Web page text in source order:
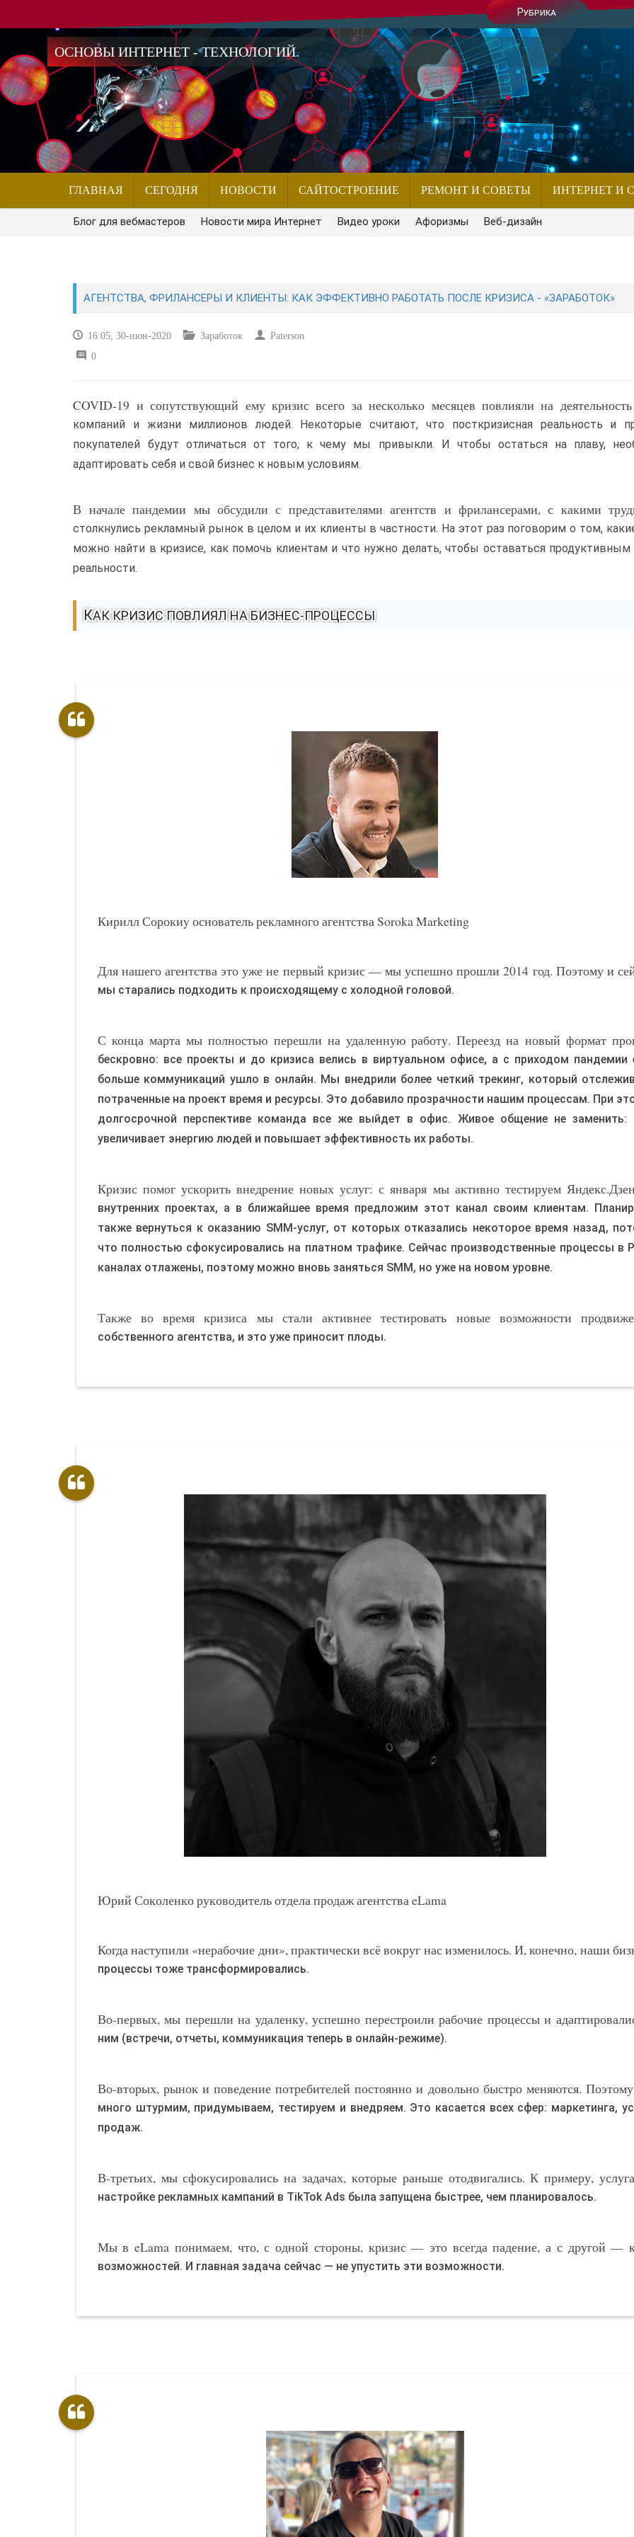
Рубрика
ОСНОВЫ ИНТЕРНЕТ - ТЕХНОЛОГИЙ.
ГЛАВНАЯ СЕГОДНЯ НОВОСТИ САЙТОСТРОЕНИЕ РЕМОНТ И СОВЕТЫ ИНТЕРНЕТ И
Блог для вебмастеров Новости мира Интернет Видео уроки Афоризмы Веб-дизайн
АГЕНТСТВА, ФРИЛАНСЕРЫ И КЛИЕНТЫ: КАК ЭФФЕКТИВНО РАБОТАТЬ ПОСЛЕ КРИЗИСА - «ЗАРАБОТОК»
16:05, 30-июн-2020 Заработок
Paterson
0
COVID-19 и сопутствующий ему кризис всего за несколько месяцев повлияли на
компаний и жизни миллионов людей. Некоторые считают, что посткризисная реальность и
покупателей будут отличаться от того, к чему мы привыкли. И чтобы остаться на плаву,
адаптировать себя и свой бизнес к новым условиям.
В начале пандемии мы обсудили с представителями агентств и фрилансерами, с какими
столкнулись рекламный рынок в целом и их клиенты в частности. На этот раз поговорим о том,
можно найти в кризисе, как помочь клиентам и что нужно делать, чтобы оставаться
реальности.
КАК КРИЗИС ПОВЛИЯЛ НА БИЗНЕС-ПРОЦЕССЫ
Кирилл Сорокиy основатель рекламного агентства Soroka Marketing
Для нашего агентства это уже не первый кризис — мы успешно прошли 2014 год. Поэтому и
мы старались подходить к происходящему с холодной головой.
С конца марта мы полностью перешли на удаленную работу. Переезд на новый формат
бескровно: все проекты и до кризиса велись в виртуальном офисе, а с приходом пандемии
больше коммуникаций ушло в онлайн. Мы внедрили более четкий трекинг, который
потраченные на проект время и ресурсы. Это добавило прозрачности нашим процессам. При
долгосрочной перспективе команда все же выйдет в офис. Живое общение не заменить:
увеличивает энергию людей и повышает эффективность их работы.
Кризис помог ускорить внедрение новых услуг: с января мы активно тестируем
внутренних проектах, а в ближайшее время предложим этот канал своим клиентам.
также вернуться к оказанию SMM-услуг, от которых отказались некоторое время назад,
что полностью сфокусировались на платном трафике. Сейчас производственные процессы в
каналах отлажены, поэтому можно вновь заняться SMM, но уже на новом уровне.
Также во время кризиса мы стали активнее тестировать новые возможности
собственного агентства, и это уже приносит плоды.
Юрий Соколенкоруководитель отдела продаж агентства eLama
Когда наступили «нерабочие дни», практически всё вокруг нас изменилось. И, конечно, наши
процессы тоже трансформировались.
Во-первых, мы перешли на удаленку, успешно перестроили рабочие процессы и
ним (встречи, отчеты, коммуникация теперь в онлайн-режиме).
Во-вторых, рынок и поведение потребителей постоянно и довольно быстро меняются.
много штурмим, придумываем, тестируем и внедряем. Это касается всех сфер: маркетинга,
продаж.
В-третьих, мы сфокусировались на задачах, которые раньше отодвигались. К примеру,
настройке рекламных кампаний в TikTok Ads была запущена быстрее, чем планировалось.
Мы в eLama понимаем, что, с одной стороны, кризис — это всегда падение, а с другой —
возможностей. И главная задача сейчас — не упустить эти возможности.